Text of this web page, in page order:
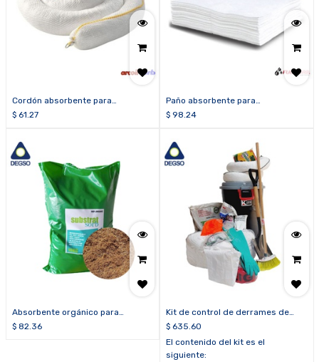
Cordón absorbente para
hidrocarburos (cordón de 5
$ 61.27
Paño absorbente para
hidrocarburos (paquete de 100
$ 98.24
Absorbente orgánico para
hidrocarburos (saco de 10 kg)
$ 82.36
Kit de control de derrames de
hidrocarburos
$ 635.60
El contenido del kit es el
siguiente: